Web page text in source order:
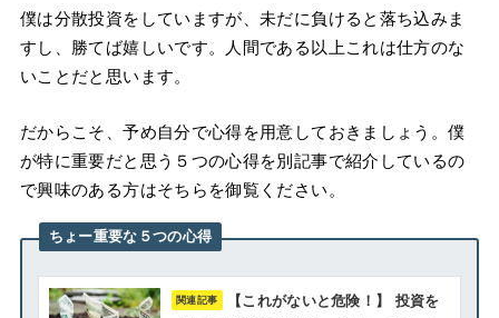
僕は分散投資をしていますが、未だに負けると落ち込みま
すし、勝てば嬉しいです。人間である以上これは仕方のな
いことだと思います。
だからこそ、予め自分で心得を用意しておきましょう。僕
が特に重要だと思う５つの心得を別記事で紹介しているの
で興味のある方はそちらを御覧ください。
ちょー重要な５つの心得
関連記事
【これがないと危険！】 投資を